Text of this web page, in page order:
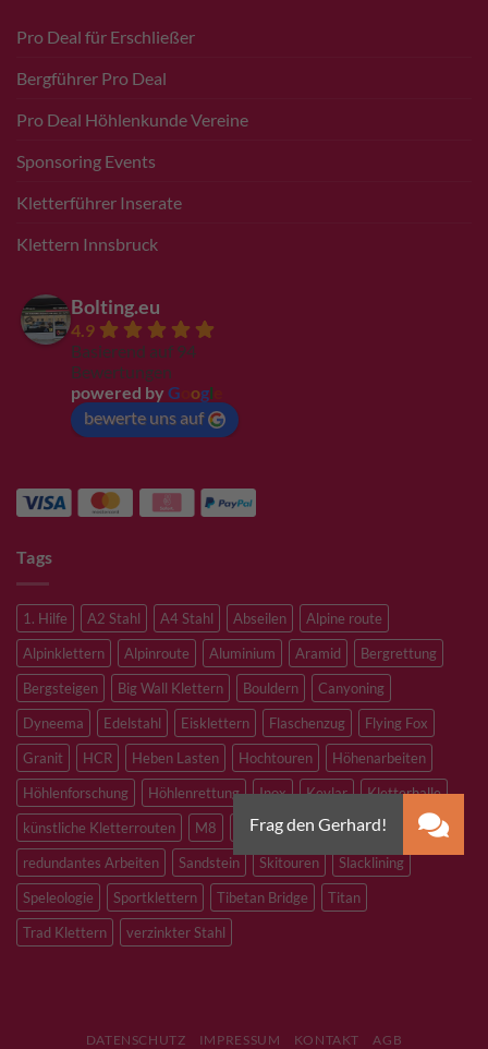
Pro Deal für Erschließer
Bergführer Pro Deal
Pro Deal Höhlenkunde Vereine
Sponsoring Events
Kletterführer Inserate
Klettern Innsbruck
Bolting.eu
4.9
Basierend auf 94
Bewertungen
powered by G ogl
bewerte uns auf
Tags
1. Hilfe A2 Stahl A4 Stahl Abseilen
Alpine route
Alpinklettern
Alpinroute Aluminium Aramid
Bergrettung
Bergsteigen
Big Wall Klettern Bouldern
Canyoning
Dyneema
Edelstahl Eisklettern Flaschenzug
Flying Fox
Granit
HCR Heben Lasten Hochtouren
Höhenarbeiten
Höhlenforschung
Höhlenrettung Inox Kevlar
Kletterhalle
künstliche Kletterrouten
M8 M10 M12 Notfall
PLX
redundantes Arbeiten
Sandstein Skitouren
Slacklining
Speleologie
Sportklettern Tibetan Bridge
Titan
Trad Klettern
verzinkter Stahl
DATENSCHUTZ IMPRESSUM KONTAKT AGB